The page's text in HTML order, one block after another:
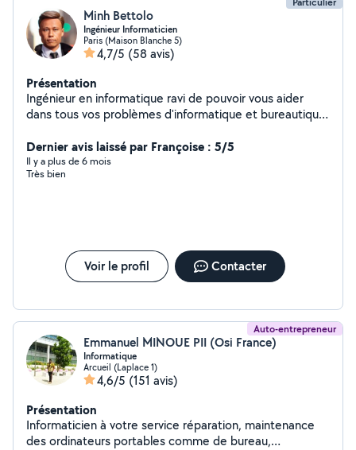
Minh Bettolo
Ingénieur Informaticien
Paris (Maison Blanche 5)
4,7/5 (58 avis)
Présentation
Ingénieur en informatique ravi de pouvoir vous aider
dans tous vos problèmes d'informatique et bureautique
etc ...)
Dernier avis laissé par Françoise : 5/5
Il y a plus de 6 mois
Très bien
Voir le profil Contacter
Auto-entrepreneur
Emmanuel MINOUE PII (Osi France)
Informatique
Arcueil (Laplace 1)
4,6/5 (151 avis)
Présentation
Informaticien à votre service réparation, maintenance
des ordinateurs portables comme de bureau,